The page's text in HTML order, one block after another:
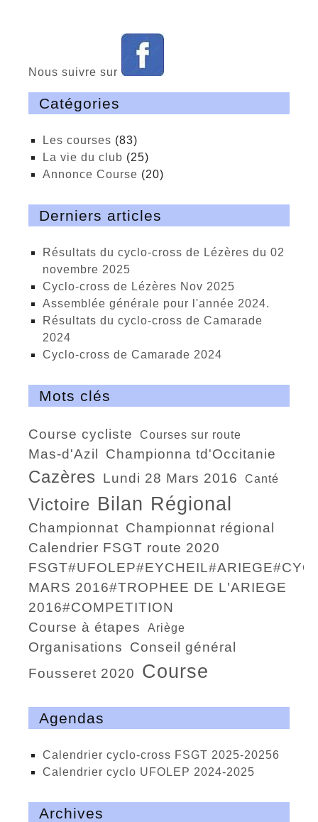
Nous suivre sur
Catégories
Les courses (83)
La vie du club (25)
Annonce Course (20)
Derniers articles
Résultats du cyclo-cross de Lézères du 02
novembre 2025
cyclo-cross de Lézères Nov 2025
Assemblée générale pour l'année 2024.
Résultats du cyclo-cross de Camarade
2024
Cyclo-cross de Camarade 2024
Mots clés
course cycliste courses sur route
Mas-d'Azil championna td'Occitanie
Cazères Lundi 28 Mars 2016 Canté
victoire bilan régional
Championnat
championnat régional
calendrier FSGT route 2020
FSGT#UFOLEP#EYCHEIL#ARIEGE#CYCLISME#6
MARS 2016#TROPHEE DE L'ARIEGE
2016#COMPETITION
course à étapes
Ariège
organisations
conseil général
Fousseret 2020
course
Agendas
calendrier cyclo-cross FSGT 2025-20256
calendrier cyclo UFOLEP 2024-2025
Archives